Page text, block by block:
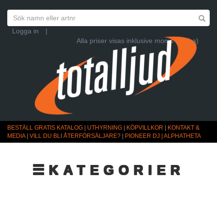
Logga in
|
Alla priser visas inklusive moms (Ändra)
BESTÄLL GRATIS KATALOG UTHYRNING KÖPVILLKOR
KONTAKT &
MEDIA| VILL DU BLI ÅTERFÖRSÄLJARE? PIONEER DJ | ALPHATHETA
☰KATEGORIER